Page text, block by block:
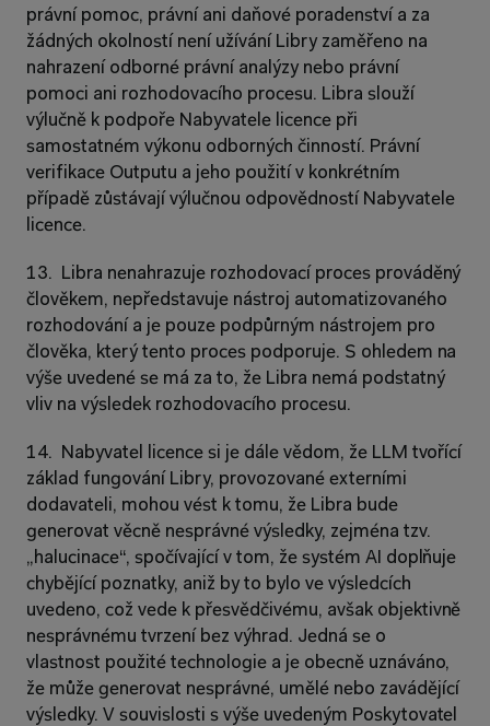
právní pomoc, právní ani daňové poradenství a za
žádných okolností není užívání Libry zaměřeno na
nahrazení odborné právní analýzy nebo právní
pomoci ani rozhodovacího procesu. Libra slouží
výlučně k podpoře Nabyvatele licence při
samostatném výkonu odborných činností. Právní
verifikace Outputu a jeho použití v konkrétním
případě zůstávají výlučnou odpovědností Nabyvatele
licence.
13.  Libra nenahrazuje rozhodovací proces prováděný
člověkem, nepředstavuje nástroj automatizovaného
rozhodování a je pouze podpůrným nástrojem pro
člověka, který tento proces podporuje. S ohledem na
výše uvedené se má za to, že Libra nemá podstatný
vliv na výsledek rozhodovacího procesu.
14.  Nabyvatel licence si je dále vědom, že LLM tvořící
základ fungování Libry, provozované externími
dodavateli, mohou vést k tomu, že Libra bude
generovat věcně nesprávné výsledky, zejména tzv.
„halucinace“, spočívající v tom, že systém AI doplňuje
chybějící poznatky, aniž by to bylo ve výsledcích
uvedeno, což vede k přesvědčivému, avšak objektivně
nesprávnému tvrzení bez výhrad. Jedná se o
vlastnost použité technologie a je obecně uznáváno,
že může generovat nesprávné, umělé nebo zavádějící
výsledky. V souvislosti s výše uvedeným Poskytovatel